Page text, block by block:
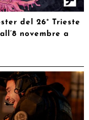
del 26° Trieste
novembre a